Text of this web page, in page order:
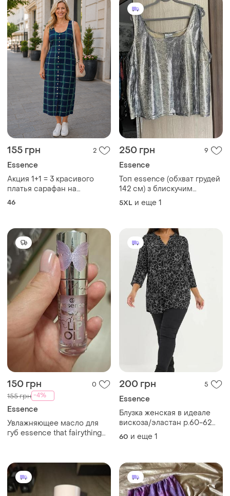
155 грн 2
Essence
Акция 1+1 = 3 красивого
платья сарафан на
пуговицах essence 100%
46
250 грн 9
Essence
Топ essence (обхват грудей
142 см) з блискучим
ефектом, квадратний виріз
5XL и еще 1
150 грн 0
155 грн -4%
Essence
Увлажняющее масло для
губ essence that fairything
200 грн 5
Essence
Блузка женская в идеале
вискоза/эластан р.60-62
essence
60 и еще 1